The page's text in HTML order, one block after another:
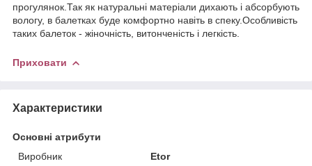
прогулянок.Так як натуральні матеріали дихають і абсорбують
вологу, в балетках буде комфортно навіть в спеку.Особливість
таких балеток - жіночність, витонченість і легкість.
Приховати
Характеристики
Основні атрибути
Виробник
Etor